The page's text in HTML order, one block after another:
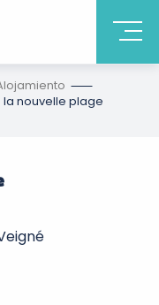
nouvelle plage